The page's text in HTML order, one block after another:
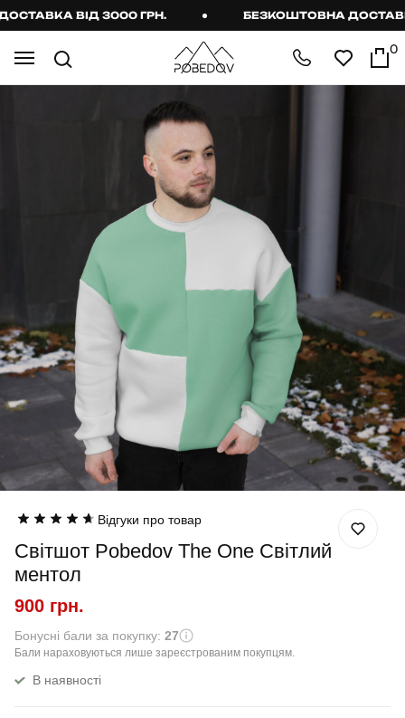
ВІД 3000 ГРН. БЕЗКОШТОВНА ДОСТАВКА
0
Відгуки про товар
Світшот Pobedov The One Світлий
ментол
900 грн.
Бонусні бали за покупку: 27
Бали нараховуються лише зареєстрованим покупцям.
В наявності